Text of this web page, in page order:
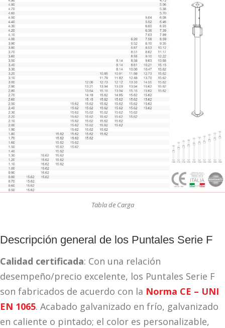
Tabla de Carga
Descripción general de los Puntales Serie F
Calidad certificada: Con una relación
desempeño/precio excelente, los Puntales Serie F
son fabricados de acuerdo con la Norma CE – UNI
EN 1065. Acabado galvanizado en frío, galvanizado
en caliente o pintado; el color es personalizable,